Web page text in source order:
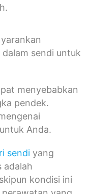
dalam sendi untuk
menyebabkan
pendek.
Anda.
sendi yang
adalah
kondisi ini